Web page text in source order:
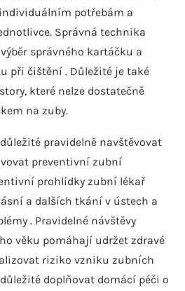
potřebám a
Správná technika
správného kartáčku a
při čištění . Důležité je také
které nelze dostatečně
na zuby.
pravidelně navštěvovat
preventivní zubní
prohlídky zubní lékař
a dalších tkání v ústech a
. Pravidelné návštěvy
věku pomáhají udržet zdravé
riziko vzniku zubních
doplňovat domácí péči o